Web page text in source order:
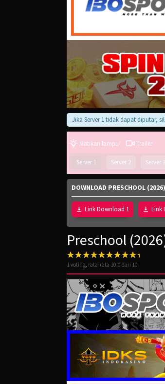
Jika Server 1 tidak dapat diputar, silakan
Matikan lampu Trailer
Server 1 Server 2 Server 3
DOWNLOAD PRESCHOOL (2026)
Link Download 1 Link
Preschool
1voting, rata-rata 10.0 dari 10